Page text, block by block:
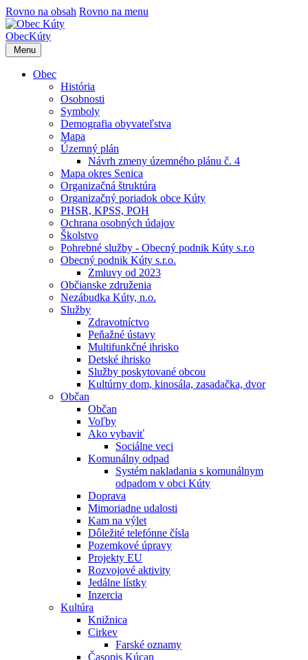
Rovno na obsah Rovno na menu
ObecKúty
Menu
Obec
História
Osobnosti
Symboly
Demografia obyvateľstva
Mapa
Územný plán
Návrh zmeny územného plánu č. 4
Mapa okres Senica
Organizačná štruktúra
Organizačný poriadok obce Kúty
PHSR, KPSS, POH
Ochrana osobných údajov
Školstvo
Pohrebné služby - Obecný podnik Kúty s.r.o
Obecný podnik Kúty s.r.o.
Zmluvy od 2023
Občianske združenia
Nezábudka Kúty, n.o.
Služby
Zdravotníctvo
Peňažné ústavy
Multifunkčné ihrisko
Detské ihrisko
Služby poskytované obcou
Kultúrny dom, kinosála, zasadačka, dvor
Občan
Občan
Voľby
Ako vybaviť
Sociálne veci
Komunálny odpad
Systém nakladania s komunálnym
odpadom v obci Kúty
Doprava
Mimoriadne udalosti
Kam na výlet
Dôležité telefónne čísla
Pozemkové úpravy
Projekty EU
Rozvojové aktivity
Jedálne lístky
Inzercia
Kultúra
Knižnica
Cirkev
Farské oznamy
Časopis Kúcan